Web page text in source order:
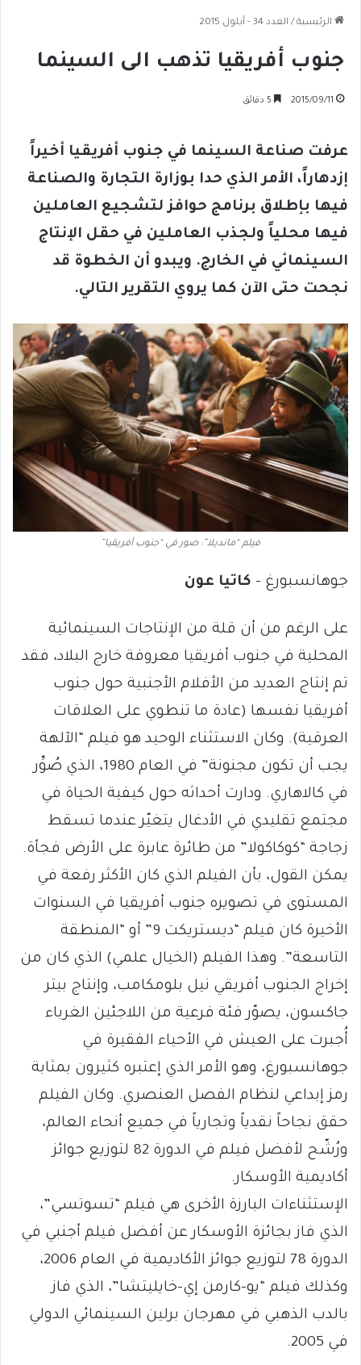
الرئيسية / العدد 34 - أيلول 2015
جنوب أفريقيا تذهب الى السينما
2015/09/11
عرفت صناعة السينما في جنوب أفريقيا أخيراً
إزدهاراً، الأمر الذي حدا بوزارة التجارة والصناعة
فيها بإطلاق برنامج حوافز لتشجيع العاملين
فيها محلياً ولجذب العاملين في حقل الإنتاج
السينمائي في الخارج. ويبدو أن الخطوة قد
نجحت حتى الآن كما يروي التقرير التالي.
فيلم “مانديلا”: صور في “جنوب أفريقيا”
جوهانسبورغ – كاتيا عون
على الرغم من أن قلة من الإنتاجات السينمائية
المحلية في جنوب أفريقيا معروفة خارج البلاد، فقد
تم إنتاج العديد من الأفلام الأجنبية حول جنوب
أفريقيا نفسها (عادة ما تنطوي على العلاقات
العرقية). وكان الاستثناء الوحيد هو فيلم “الآلهة
يجب أن تكون مجنونة” في العام 1980، الذي صُوِّر
في كالاهاري. ودارت أحداثه حول كيفية الحياة في
مجتمع تقليدي في الأدغال يتغيّر عندما تسقط
زجاجة “كوكاكولا” من طائرة عابرة على الأرض فجأة.
يمكن القول، بأن الفيلم الذي كان الأكثر رفعة في
المستوى في تصويره جنوب أفريقيا في السنوات
الأخيرة كان فيلم “ديستريكت 9” أو “المنطقة
التاسعة”. وهذا الفيلم (الخيال علمي) الذي كان من
إخراج الجنوب أفريقي نيل بلومكامب، وإنتاج بيتر
جاكسون، يصوّر فئة فرعية من اللاجئين الغرباء
أُجبرت على العيش في الأحياء الفقيرة في
جوهانسبورغ، وهو الأمر الذي إعتبره كثيرون بمثابة
رمز إبداعي لنظام الفصل العنصري. وكان الفيلم
حقق نجاحاً نقدياً وتجارياً في جميع أنحاء العالم،
ورُشّح لأفضل فيلم في الدورة 82 لتوزيع جوائز
أكاديمية الأوسكار.
الإستثناءات البارزة الأخرى هي فيلم “تسوتسي”،
الذي فاز بجائزة الأوسكار عن أفضل فيلم أجنبي في
الدورة 78 لتوزيع جوائز الأكاديمية في العام 2006،
وكذلك فيلم “يو-كارمن إي-خايليتشا”، الذي فاز
بالدب الذهبي في مهرجان برلين السينمائي الدولي
في 2005.